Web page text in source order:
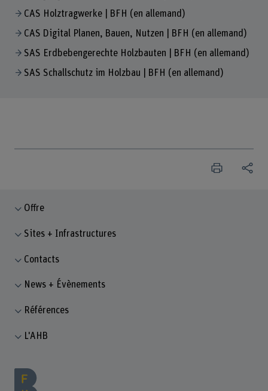
CAS Holztragwerke | BFH (en allemand)
CAS Digital Planen, Bauen, Nutzen | BFH (en allemand)
SAS Erdbebengerechte Holzbauten | BFH (en allemand)
SAS Schallschutz im Holzbau | BFH (en allemand)
Offre
Sites + Infrastructures
Contacts
News + Évènements
Références
L'AHB